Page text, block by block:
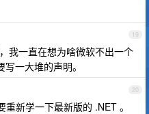
19
我一直在想为啥微软不出一个
一大堆的声明。
20
新学一下最新版的 .NET 。